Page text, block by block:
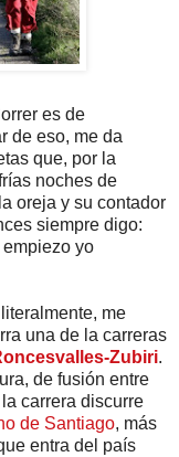
es de
de eso, me da
que, por la
noches de
oreja y su contador
siempre digo:
yo
me
una de la carreras
Zubiri.
de fusión entre
carrera discurre
de Santiago, más
entra del país